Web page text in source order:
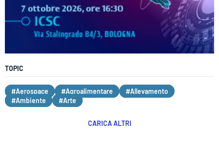
TOPIC
#Aerospace #Agroalimentare
#Allevamento
#Ambiente
#Arte
CARICA ALTRI